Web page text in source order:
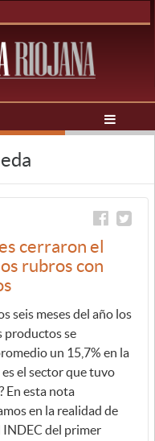
cerraron el
rubros con
seis meses del año los
productos se
un 15,7% en la
el sector que tuvo
En esta nota
en la realidad de
INDEC del primer